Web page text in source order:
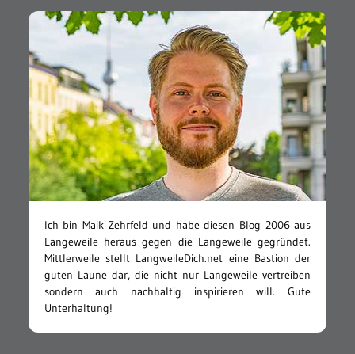
Ich bin Maik Zehrfeld und habe diesen Blog 2006 aus
Langeweile heraus gegen die Langeweile gegründet.
Mittlerweile stellt LangweileDich.net eine Bastion der
guten Laune dar, die nicht nur Langeweile vertreiben
sondern auch nachhaltig inspirieren will. Gute
Unterhaltung!